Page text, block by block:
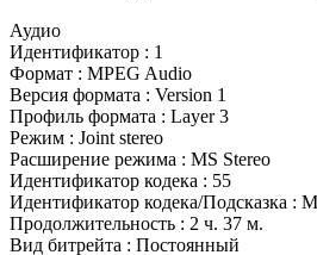
Аудио
Идентификатор : 1
Формат : MPEG Audio
Версия формата : Version 1
Профиль формата : Layer 3
Режим : Joint stereo
Расширение режима : MS Stereo
Идентификатор кодека : 55
Идентификатор кодека/Подсказка :
Продолжительность : 2 ч. 37 м.
Вид битрейта : Постоянный